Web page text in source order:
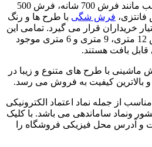
فرش ماشینی با قیمت مناسب مانند فرش 700 شانه، فرش 500
فرش شگی با طرح ها و رنگ
خریداران قرار می گیرد. تمامی این
محصولات در سایزهای فرش 12 متری، 9 متری و 6 متری موجود
بافت هستند.
ماشینی با طرح های متنوع و زیبا در
و بالاترین کیفیت به فروش می رسد.
از جمله نماد اعتماد الکترونیکی
ونماد ساماندهی می باشد. با کلیک
و آدرس محل فیزیکی فروشگاه را